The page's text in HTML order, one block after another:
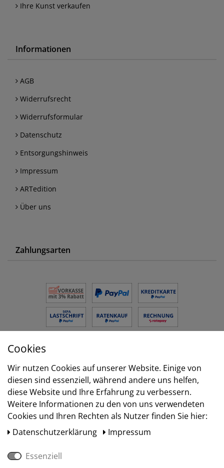
Ihre Kunst verkaufen
Informationen
AGB
Widerrufsrecht
Widerrufsformular
Datenschutz
Entsorgungshinweis
Impressum
ARTedition
Über uns
Zahlungsarten
Versand
Cookies
Wir nutzen Cookies auf unserer Website. Einige von
diesen sind essenziell, während andere uns helfen,
diese Website und Ihre Erfahrung zu verbessern.
Weitere Informationen zu den von uns verwendeten
Cookies und Ihren Rechten als Nutzer finden Sie hier:
Daten­schutz­erklärung
Impressum
Essenziell